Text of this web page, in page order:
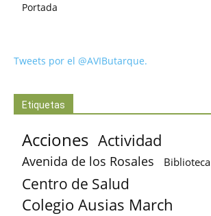
Portada
Tweets por el @AVIButarque.
Etiquetas
Acciones Actividad
Avenida de los Rosales Biblioteca
Centro de Salud
Colegio Ausias March